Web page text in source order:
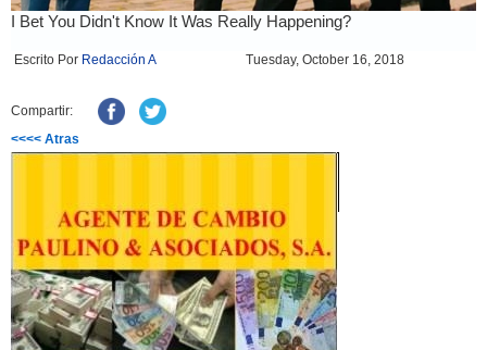
Escrito Por Redacción A Tuesday, October 16, 2018
Compartir:
<<<< Atras